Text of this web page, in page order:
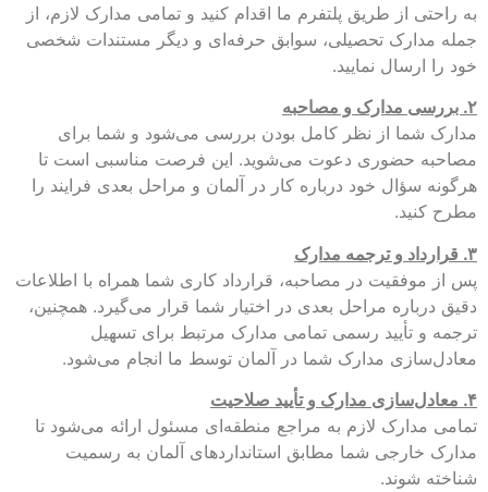
به راحتی از طریق پلتفرم ما اقدام کنید و تمامی مدارک لازم، از
جمله مدارک تحصیلی، سوابق حرفه‌ای و دیگر مستندات شخصی
خود را ارسال نمایید.
۲. بررسی مدارک و مصاحبه
مدارک شما از نظر کامل بودن بررسی می‌شود و شما برای
مصاحبه حضوری دعوت می‌شوید. این فرصت مناسبی است تا
هرگونه سؤال خود درباره کار در آلمان و مراحل بعدی فرایند را
مطرح کنید.
۳. قرارداد و ترجمه مدارک
پس از موفقیت در مصاحبه، قرارداد کاری شما همراه با اطلاعات
دقیق درباره مراحل بعدی در اختیار شما قرار می‌گیرد. همچنین،
ترجمه و تأیید رسمی تمامی مدارک مرتبط برای تسهیل
معادل‌سازی مدارک شما در آلمان توسط ما انجام می‌شود.
۴. معادل‌سازی مدارک و تأیید صلاحیت
تمامی مدارک لازم به مراجع منطقه‌ای مسئول ارائه می‌شود تا
مدارک خارجی شما مطابق استانداردهای آلمان به رسمیت
شناخته شوند.